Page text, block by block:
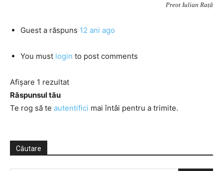
Preot Iulian Rață
Guest a răspuns 12 ani ago
You must login to post comments
Afișare 1 rezultat
Răspunsul tău
Te rog să te autentifici mai întâi pentru a trimite.
Căutare